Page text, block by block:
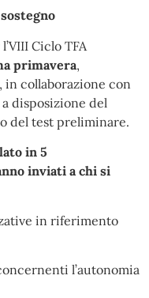
Ciclo TFA
primavera,
in collaborazione con
disposizione del
del test preliminare.
in 5
inviati a chi si
in riferimento
l’autonomia